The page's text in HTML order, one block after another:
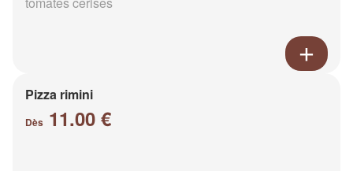
Pizza rimini
Dès 11.00 €